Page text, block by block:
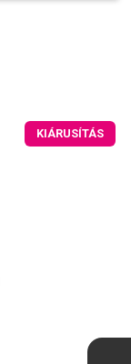
KIÁRUSÍTÁS